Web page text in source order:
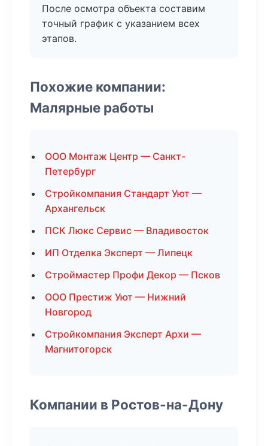
После осмотра объекта составим
точный график с указанием всех
этапов.
Похожие компании:
Малярные работы
ООО Монтаж Центр — Санкт-
Петербург
Стройкомпания Стандарт Уют —
Архангельск
ПСК Люкс Сервис — Владивосток
ИП Отделка Эксперт — Липецк
Строймастер Профи Декор — Псков
ООО Престиж Уют — Нижний
Новгород
Стройкомпания Эксперт Архи —
Магнитогорск
Компании в Ростов-на-Дону